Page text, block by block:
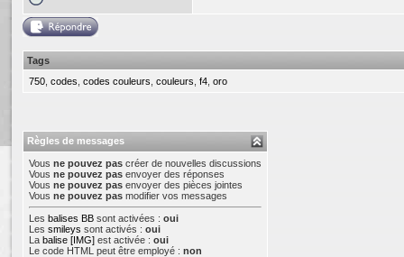
Tags
750 codes codes couleurs couleurs f4 oro
Règles de messages
Vous ne pouvez pas créer de nouvelles discussions
Vous ne pouvez pas envoyer des réponses
Vous ne pouvez pas envoyer des pièces jointes
Vous ne pouvez pas modifier vos messages
Les balises BB sont activées : oui
Les smileys sont activés : oui
La balise [IMG] est activée : oui
Le code HTML peut être employé : non